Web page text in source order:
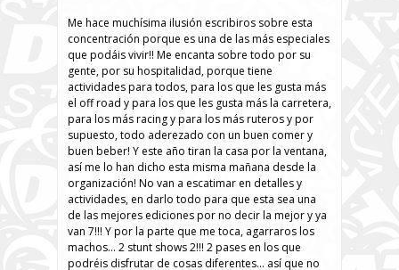
Me hace muchísima ilusión escribiros sobre esta
concentración porque es una de las más especiales
que podáis vivir!! Me encanta sobre todo por su
gente, por su hospitalidad, porque tiene
actividades para todos, para los que les gusta más
el off road y para los que les gusta más la carretera,
para los más racing y para los más ruteros y por
supuesto, todo aderezado con un buen comer y
buen beber! Y este año tiran la casa por la ventana,
así me lo han dicho esta misma mañana desde la
organización! No van a escatimar en detalles y
actividades, en darlo todo para que esta sea una
de las mejores ediciones por no decir la mejor y ya
van 7!!! Y por la parte que me toca, agarraros los
machos… 2 stunt shows 2!!! 2 pases en los que
podréis disfrutar de cosas diferentes… así que no